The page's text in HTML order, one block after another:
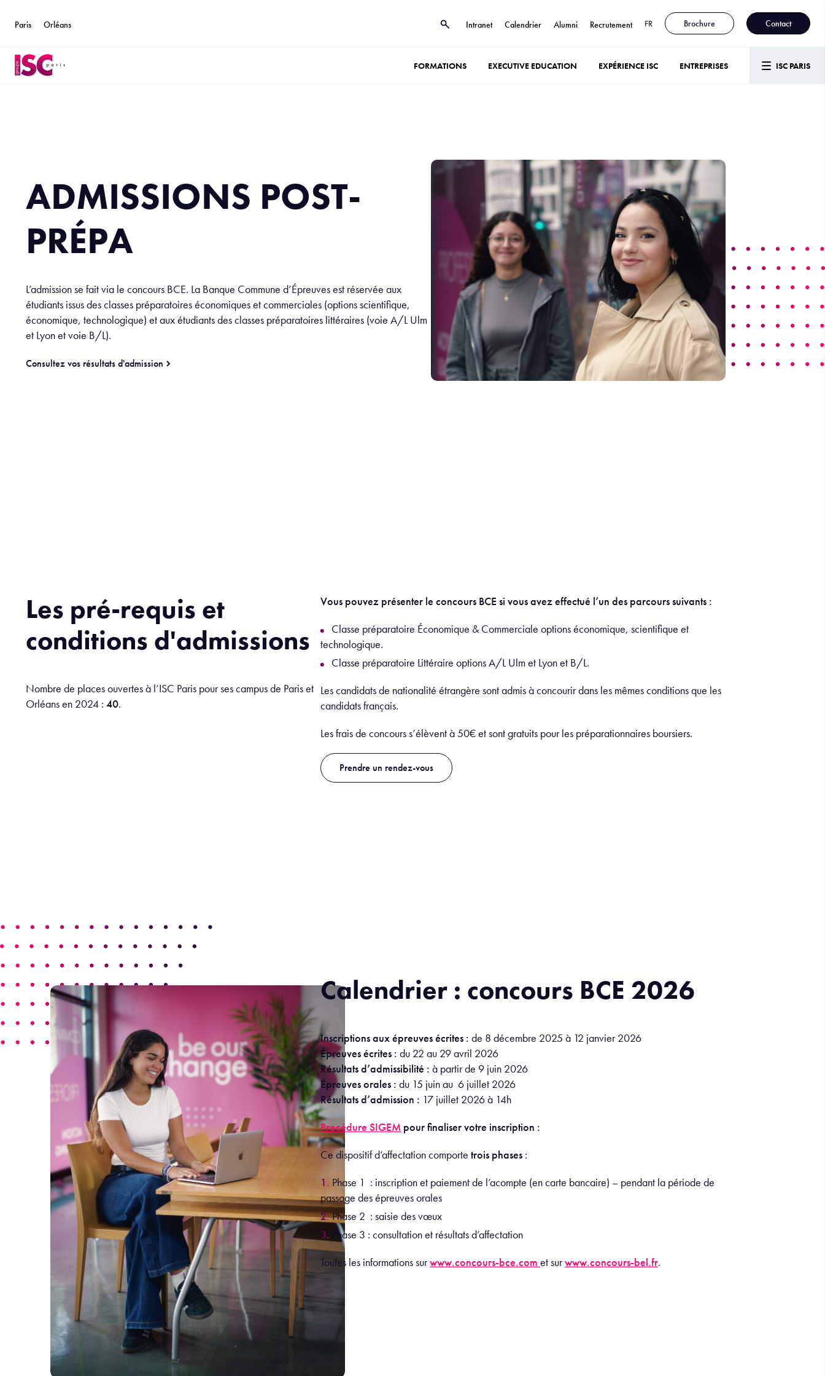
Paris Orléans Intranet Calendrier Alumni Recrutement FR Brochure Contact
FORMATIONS EXECUTIVE EDUCATION EXPÉRIENCE ISC ENTREPRISES ISC PARIS
ADMISSIONS POST-
PRÉPA
L’admission se fait via le concours BCE. La Banque Commune d’Épreuves est réservée aux
étudiants issus des classes préparatoires économiques et commerciales (options scientifique,
économique, technologique) et aux étudiants des classes préparatoires littéraires (voie A/L Ulm
et Lyon et voie B/L).
Consultez vos résultats d'admission
Les pré-requis et
conditions d'admissions
Nombre de places ouvertes à l’ISC Paris pour ses campus de Paris et
Orléans en 2024 : 40.
Vous pouvez présenter le concours BCE si vous avez effectué l’un des parcours suivants :
Classe préparatoire Économique & Commerciale options économique, scientifique et
technologique.
Classe préparatoire Littéraire options A/L Ulm et Lyon et B/L.
Les candidats de nationalité étrangère sont admis à concourir dans les mêmes conditions que les
candidats français.
Les frais de concours s’élèvent à 50€ et sont gratuits pour les préparationnaires boursiers.
Prendre un rendez-vous
Calendrier : concours BCE 2026
Inscriptions aux épreuves écrites : de 8 décembre 2025 à 12 janvier 2026
Épreuves écrites : du 22 au 29 avril 2026
Résultats d’admissibilité : à partir de 9 juin 2026
Épreuves orales : du 15 juin au 6 juillet 2026
Résultats d’admission : 17 juillet 2026 à 14h
Procédure SIGEM pour finaliser votre inscription :
Ce dispositif d’affectation comporte trois phases :
Phase 1 : inscription et paiement de l’acompte (en carte bancaire) – pendant la période de
passage des épreuves orales
Phase 2 : saisie des vœux
Phase 3 : consultation et résultats d’affectation
Toutes les informations surwww.concours-bce.com et surwww.concours-bel.fr.